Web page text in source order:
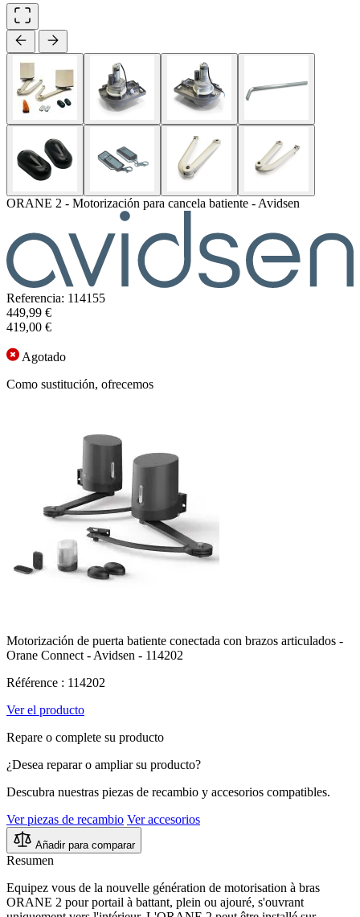
ORANE 2 - Motorización para cancela batiente - Avidsen
Referencia: 114155
449,99 €
419,00 €
Agotado
Como sustitución, ofrecemos
Motorización de puerta batiente conectada con brazos articulados -
Orane Connect - Avidsen - 114202
Référence : 114202
Ver el producto
Repare o complete su producto
¿Desea reparar o ampliar su producto?
Descubra nuestras piezas de recambio y accesorios compatibles.
Ver piezas de recambio Ver accesorios
Añadir para comparar
Resumen
Equipez vous de la nouvelle génération de motorisation à bras
ORANE 2 pour portail à battant, plein ou ajouré, s'ouvrant